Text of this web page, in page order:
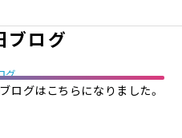
ブログ
グ
ログはこちらになりました。